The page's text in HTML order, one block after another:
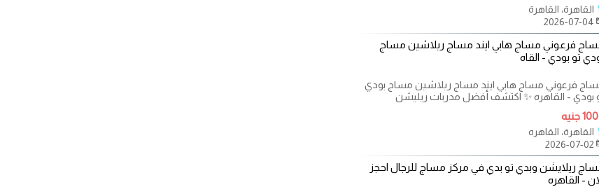
القاهرة، القاهرة
فرعوني مساج هابي ايند مساج ريلاشين مساج
تو بودي - القاه
فرعوني مساج هابي ايند مساج ريلاشين مساج بودي
بودي - القاهره ✨ اكتشف أفضل مدربات ريليشن
جنيه
القاهرة، القاهره
ريلايشن وبدي تو بدي في مركز مساج للرجال احجز
- القاهره